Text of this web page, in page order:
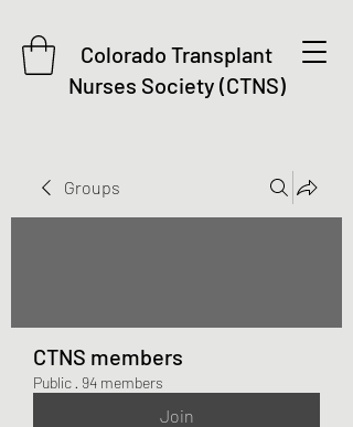
Colorado Transplant
Nurses Society (CTNS)
Groups
CTNS members
Public · 94 members
Join